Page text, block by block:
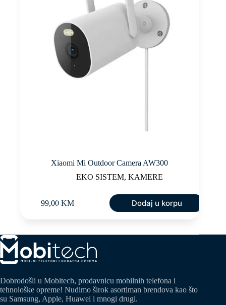
Xiaomi Mi Outdoor Camera AW300
EKO SISTEM,KAMERE
99,00 KM Dodaj u korpu
Dobrodošli u Mobitech, prodavnicu mobilnih telefona i
tehnološke opreme! Nudimo širok asortiman brendova kao što
su Samsung, Apple, Huawei i mnogi drugi.